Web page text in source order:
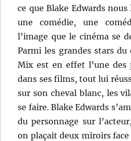
ce que Blake Edwards
une comédie, une
l’image que le cinéma se
Parmi les grandes stars
Mix est en effet l’une des
dans ses films, tout lui
sur son cheval blanc, les
se faire. Blake Edwards
du personnage sur
on plaçait deux miroirs face